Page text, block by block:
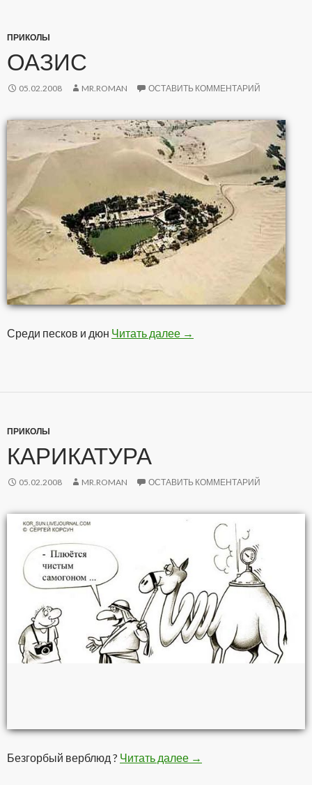
ПРИКОЛЫ
ОАЗИС
05.02.2008 MR.ROMAN ОСТАВИТЬ КОММЕНТАРИЙ
Среди песков и дюн Читать далее Оазис
→
ПРИКОЛЫ
КАРИКАТУРА
05.02.2008 MR.ROMAN ОСТАВИТЬ КОММЕНТАРИЙ
Безгорбый верблюд ? Читать далее Карикатура
→